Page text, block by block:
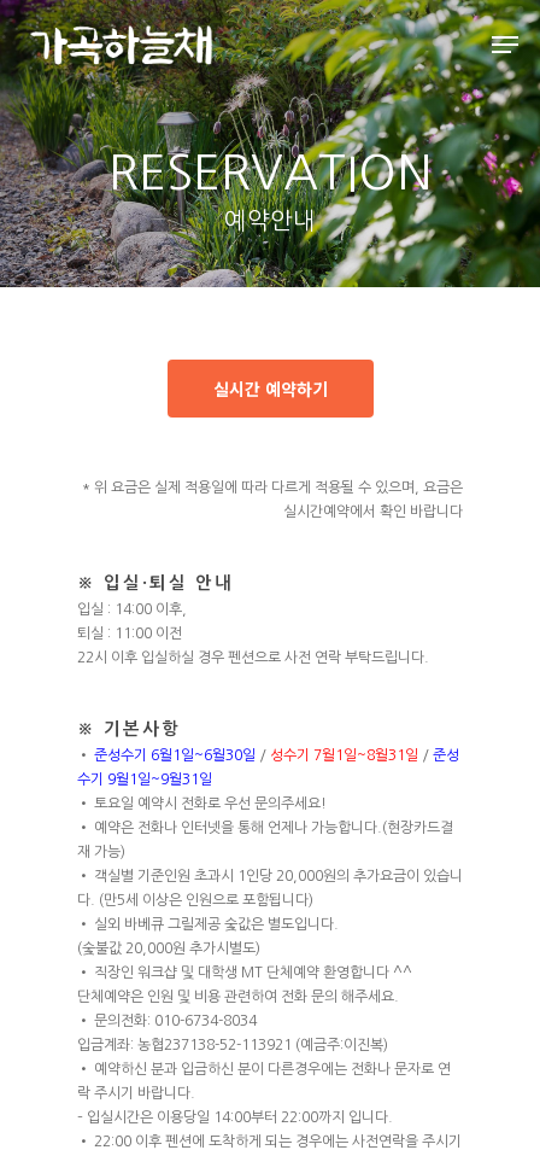
Hit enter to search or ESC to close
RESERVATION
예약안내
실시간 예약하기
* 위 요금은 실제 적용일에 따라 다르게 적용될 수 있으며, 요금은
실시간예약에서 확인 바랍니다
※ 입실·퇴실 안내
입실 : 14:00 이후,
퇴실 : 11:00 이전
22시 이후 입실하실 경우 펜션으로 사전 연락 부탁드립니다.
※ 기본사항
• 준성수기 6월1일~6월30일 / 성수기 7월1일~8월31일 / 준성
수기 9월1일~9월31일
• 토요일 예약시 전화로 우선 문의주세요!
• 예약은 전화나 인터넷을 통해 언제나 가능합니다.(현장카드결
재 가능)
• 객실별 기준인원 초과시 1인당 20,000원의 추가요금이 있습니
다. (만5세 이상은 인원으로 포함됩니다)
• 실외 바베큐 그릴제공 숯값은 별도입니다.
(숯불값 20,000원 추가시별도)
• 직장인 워크샵 및 대학생 MT 단체예약 환영합니다 ^^
단체예약은 인원 및 비용 관련하여 전화 문의 해주세요.
• 문의전화: 010-6734-8034
입금계좌: 농협237138-52-113921 (예금주:이진복)
• 예약하신 분과 입금하신 분이 다른경우에는 전화나 문자로 연
락 주시기 바랍니다.
– 입실시간은 이용당일 14:00부터 22:00까지 입니다.
• 22:00 이후 펜션에 도착하게 되는 경우에는 사전연락을 주시기